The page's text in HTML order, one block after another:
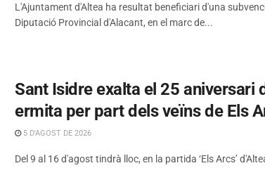
L'Ajuntament d'Altea ha resultat beneficiari d'una
Diputació Provincial d'Alacant, en el marc de...
Sant Isidre exalta el 25 aniversari
ermita per part dels veïns de Els
5 D'AGOST DE 2026
Del 9 al 16 d'agost tindrà lloc, en la partida ‘Els Arcs’